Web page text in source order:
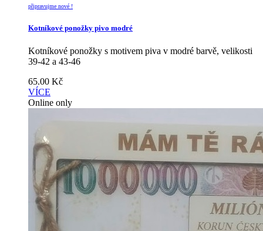
připravujme nové !
Kotníkové ponožky pivo modré
Kotníkové ponožky s motivem piva v modré barvě, velikosti
39-42 a 43-46
65.00 Kč
VÍCE
Online only